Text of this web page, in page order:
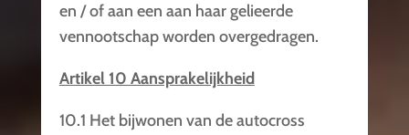
en / of aan een aan haar gelieerde
vennootschap worden overgedragen.
Artikel 10 Aansprakelijkheid
10.1 Het bijwonen van de autocross